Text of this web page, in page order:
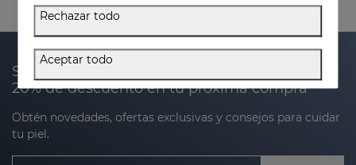
Suscríbete a nuestra newsletter y recibe un
20% de descuento en tu próxima compra
Obtén novedades, ofertas exclusivas y consejos para cuidar
tu piel.
Rechazar todo
Aceptar todo